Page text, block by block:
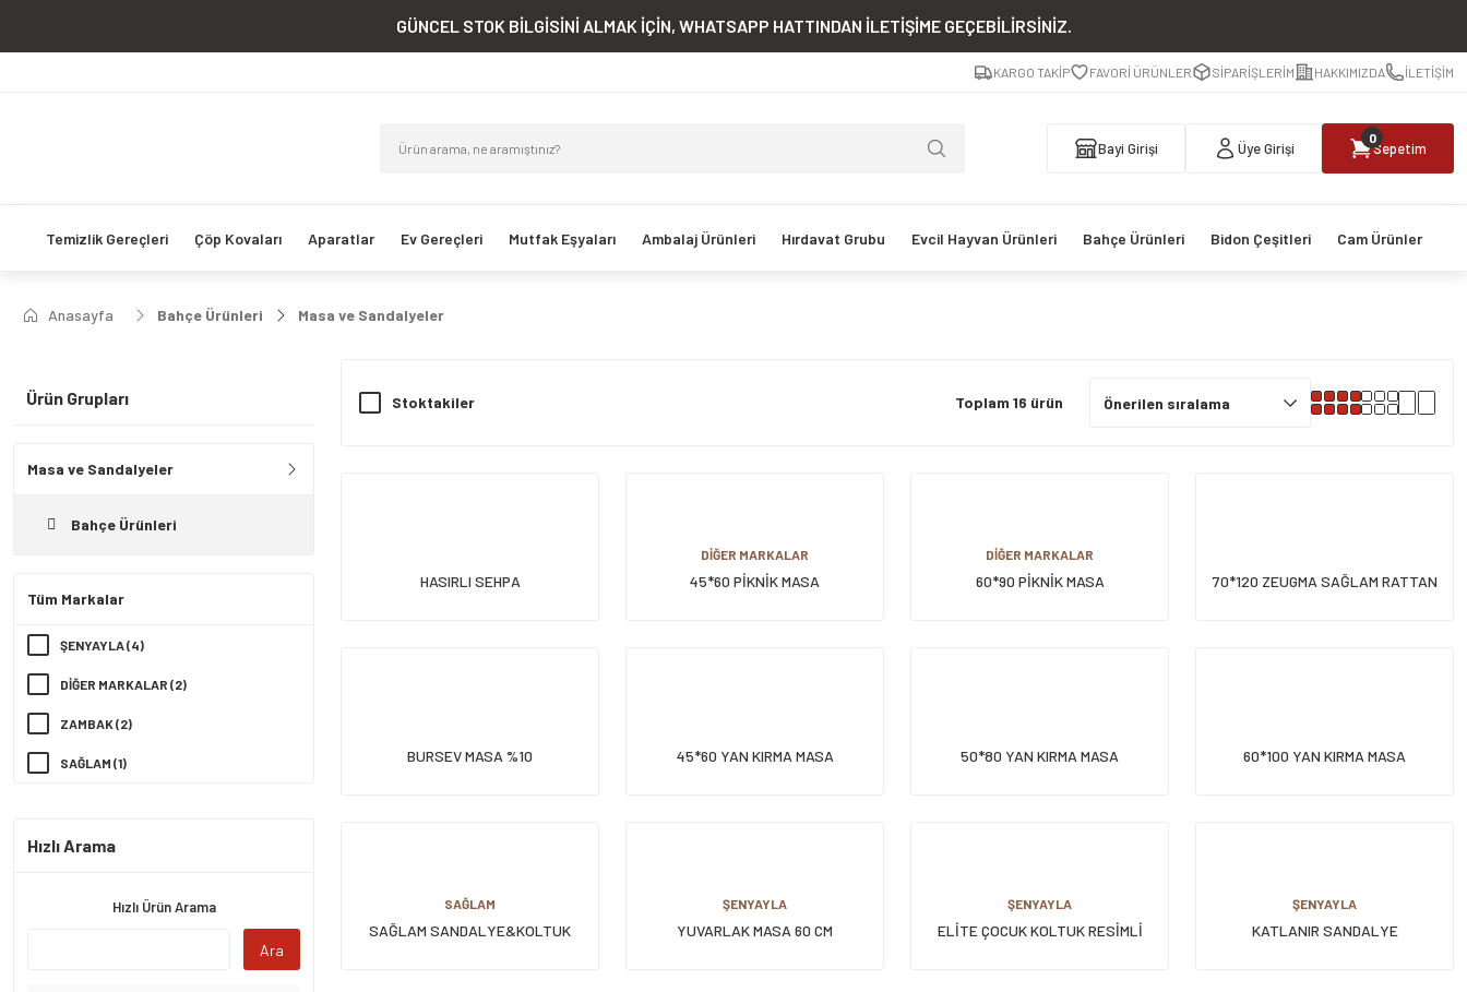
GÜNCEL STOK BİLGİSİNİ ALMAK İÇİN, WHATSAPP HATTINDAN İLETİŞİME GEÇEBİLİRSİNİZ.
KARGO TAKİP FAVORİ ÜRÜNLER SİPARİŞLERİM HAKKIMIZDA İLETİŞİM
Bayi Girişi Üye Girişi
0
Sepetim
Temizlik Gereçleri Çöp Kovaları Aparatlar Ev Gereçleri Mutfak Eşyaları Ambalaj Ürünleri Hırdavat Grubu Evcil Hayvan Ürünleri Bahçe Ürünleri Bidon Çeşitleri Cam Ürünler
Anasayfa Bahçe Ürünleri Masa ve Sandalyeler
Ürün Grupları
Masa ve Sandalyeler
Bahçe Ürünleri
Tüm Markalar
ŞENYAYLA (4)
DİĞER MARKALAR (2)
ZAMBAK (2)
SAĞLAM (1)
Hızlı Arama
Hızlı Ürün Arama
Ara
Stoktakiler Toplam 16 ürün
HASIRLI SEHPA
DİĞER MARKALAR
45*60 PİKNİK MASA
DİĞER MARKALAR
60*90 PİKNİK MASA
70*120 ZEUGMA SAĞLAM RATTAN
BURSEV MASA %10 45*60 YAN KIRMA MASA 50*80 YAN KIRMA MASA 60*100 YAN KIRMA MASA
SAĞLAM
SAĞLAM SANDALYE&KOLTUK
ŞENYAYLA
YUVARLAK MASA 60 CM
ŞENYAYLA
ELİTE ÇOCUK KOLTUK RESİMLİ
ŞENYAYLA
KATLANIR SANDALYE